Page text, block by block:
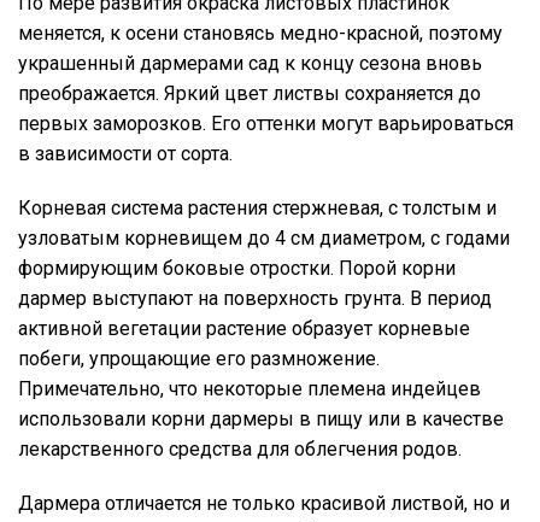
меняется, к осени становясь медно-красной, поэтому
украшенный дармерами сад к концу сезона вновь
преображается. Яркий цвет листвы сохраняется до
первых заморозков. Его оттенки могут варьироваться
в зависимости от сорта.
Корневая система растения стержневая, с толстым и
узловатым корневищем до 4 см диаметром, с годами
формирующим боковые отростки. Порой корни
дармер выступают на поверхность грунта. В период
активной вегетации растение образует корневые
побеги, упрощающие его размножение.
Примечательно, что некоторые племена индейцев
использовали корни дармеры в пищу или в качестве
лекарственного средства для облегчения родов.
Дармера отличается не только красивой листвой, но и